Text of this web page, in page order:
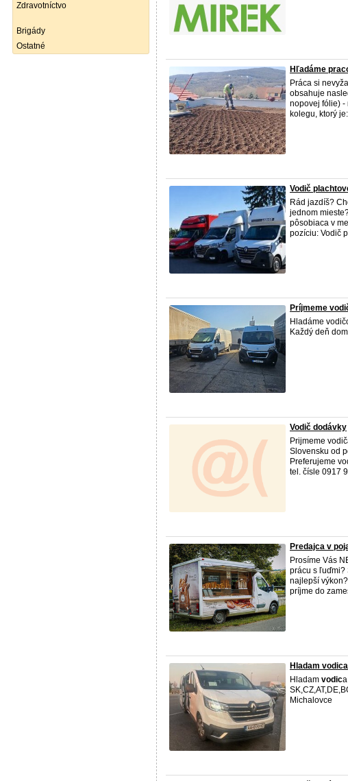
Zdravotníctvo
Brigády
Ostatné
Hľadáme
Práca si
obsahuje
nopovej fólie) -
kolegu, ktorý
Vodič
Rád jazdíš?
jednom
pôsobiaca v
pozíciu: Vodič
Príjmeme
Hladáme
Každý deň
Vodič dodávky
Prijmeme
Slovensku od
Preferujeme
tel. čísle 0917
Predajca v
Prosíme Vás
prácu s ľuďmi?
najlepší
príjme do
Hladam vodica
Hladam vodica
Michalovce